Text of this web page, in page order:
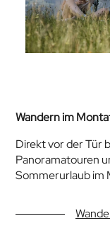
Wandern im
Direkt vor der Tür
Panoramatouren
Sommerurlaub im